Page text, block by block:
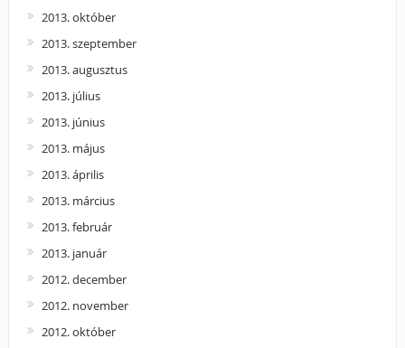
2013. október
2013. szeptember
2013. augusztus
2013. július
2013. június
2013. május
2013. április
2013. március
2013. február
2013. január
2012. december
2012. november
2012. október